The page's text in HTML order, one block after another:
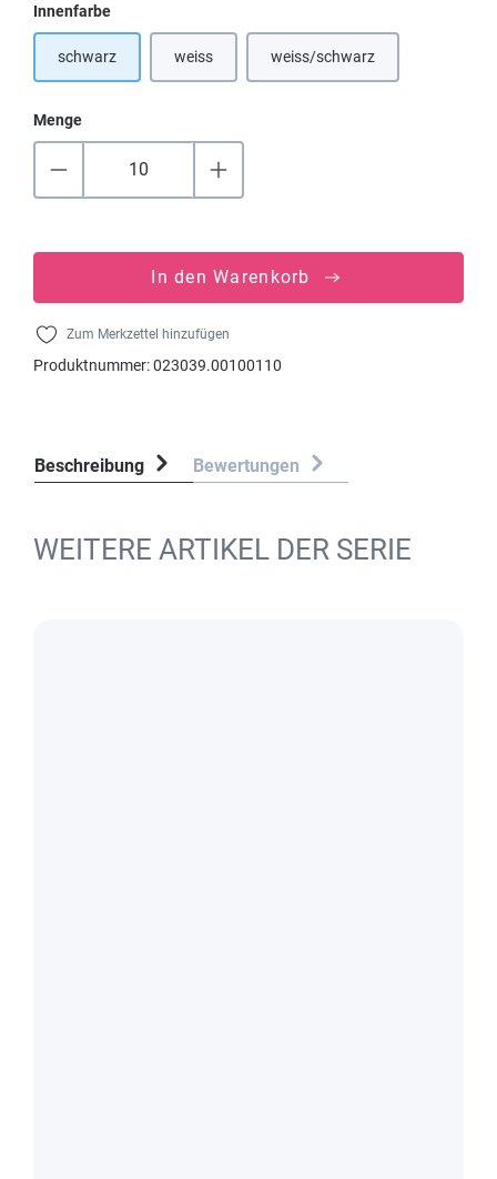
Innenfarbeauswählen
schwarz weiss(Diese Option ist zurzeit nicht verfügbar.)
weiss/schwarz(Diese Option ist zurzeit
Menge
In den Warenkorb
Zum Merkzettel hinzufügen
Produktnummer:023039.00100110
Beschreibung Bewertungen
WEITERE ARTIKEL DER SERIE